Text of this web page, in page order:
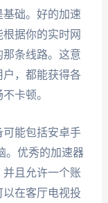
础。好的加速
据你的实时网
条线路。这意
户，都能获得各
卡顿。
能包括安卓手
。优秀的加速器
且允许一个账
在客厅电视投